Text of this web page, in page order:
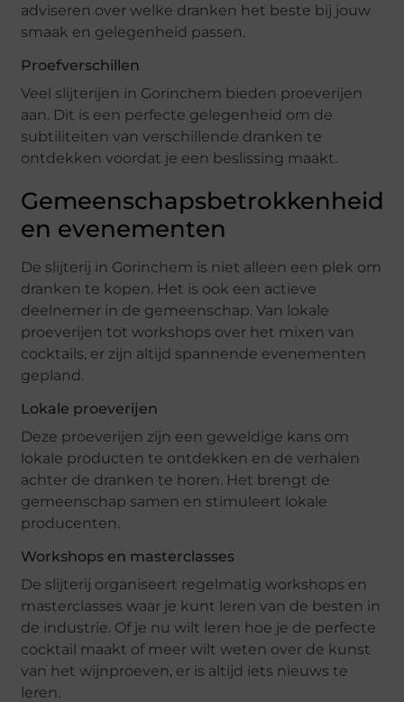
adviseren over welke dranken het beste bij jouw
smaak en gelegenheid passen.
Proefverschillen
Veel slijterijen in Gorinchem bieden proeverijen
aan. Dit is een perfecte gelegenheid om de
subtiliteiten van verschillende dranken te
ontdekken voordat je een beslissing maakt.
Gemeenschapsbetrokkenheid
en evenementen
De slijterij in Gorinchem is niet alleen een plek om
dranken te kopen. Het is ook een actieve
deelnemer in de gemeenschap. Van lokale
proeverijen tot workshops over het mixen van
cocktails, er zijn altijd spannende evenementen
gepland.
Lokale proeverijen
Deze proeverijen zijn een geweldige kans om
lokale producten te ontdekken en de verhalen
achter de dranken te horen. Het brengt de
gemeenschap samen en stimuleert lokale
producenten.
Workshops en masterclasses
De slijterij organiseert regelmatig workshops en
masterclasses waar je kunt leren van de besten in
de industrie. Of je nu wilt leren hoe je de perfecte
cocktail maakt of meer wilt weten over de kunst
van het wijnproeven, er is altijd iets nieuws te
leren.